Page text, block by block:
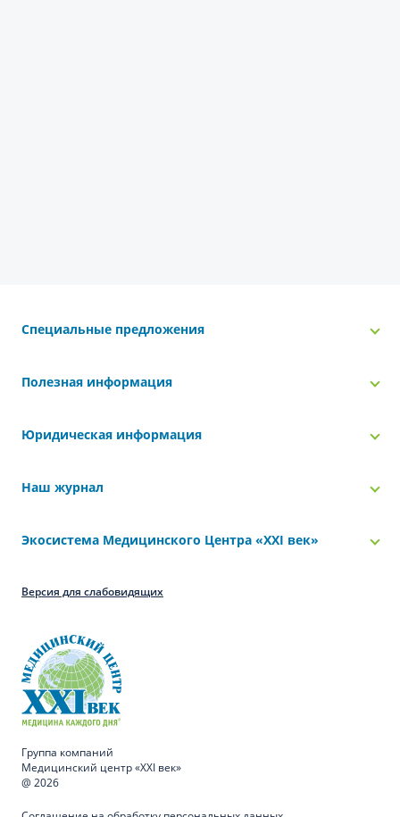
Специальные предложения
Полезная информация
Юридическая информация
Наш журнал
Экосистема Медицинского Центра «‎XXI век»
Версия для слабовидящих
Группа компаний
Медицинский центр «XXI век»
@ 2026